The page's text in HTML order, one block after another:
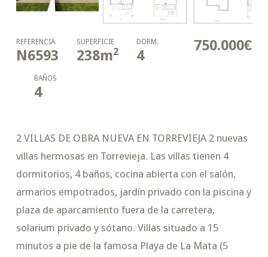
750.000€
REFERENCIA
N6593
SUPERFICIE
238m2
DORM.
4
BAÑOS
4
2 VILLAS DE OBRA NUEVA EN TORREVIEJA 2 nuevas
villas hermosas en Torrevieja. Las villas tienen 4
dormitorios, 4 baños, cocina abierta con el salón,
armarios empotrados, jardín privado con la piscina y
plaza de aparcamiento fuera de la carretera,
solarium privado y sótano. Villas situado a 15
minutos a pie de la famosa Playa de La Mata (5